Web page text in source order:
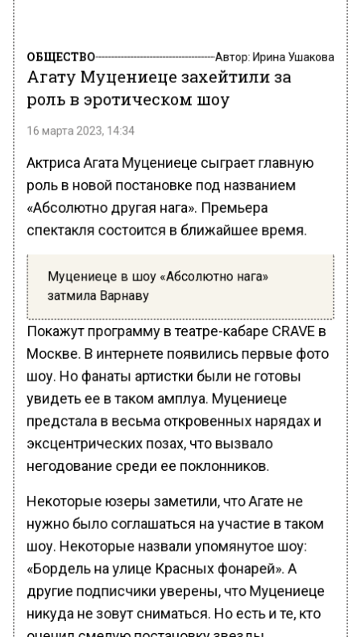
ОБЩЕСТВО Автор: Ирина Ушакова
Агату Муцениеце захейтили за
роль в эротическом шоу
16 марта 2023, 14:34
Актриса Агата Муцениеце сыграет главную
роль в новой постановке под названием
«Абсолютно другая нага». Премьера
спектакля состоится в ближайшее время.
Муцениеце в шоу «Абсолютно нага»
затмила Варнаву
Покажут программу в театре-кабаре CRAVE в
Москве. В интернете появились первые фото
шоу. Но фанаты артистки были не готовы
увидеть ее в таком амплуа. Муцениеце
предстала в весьма откровенных нарядах и
эксцентрических позах, что вызвало
негодование среди ее поклонников.
Некоторые юзеры заметили, что Агате не
нужно было соглашаться на участие в таком
шоу. Некоторые назвали упомянутое шоу:
«Бордель на улице Красных фонарей». А
другие подписчики уверены, что Муцениеце
никуда не зовут сниматься. Но есть и те, кто